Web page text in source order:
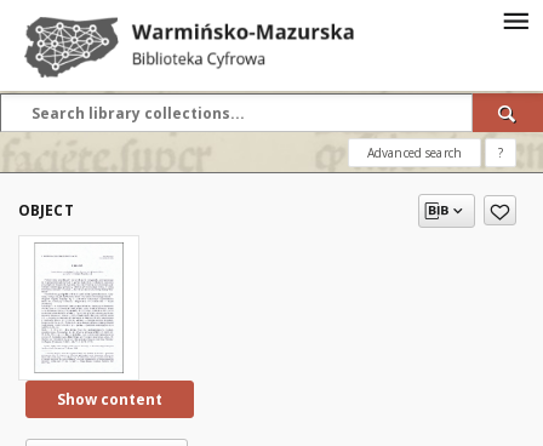
Advanced search ?
OBJECT
Show content